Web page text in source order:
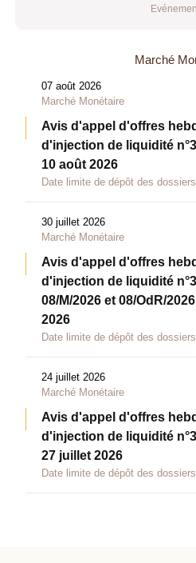
Marché
07 août 2026
Marché Monétaire
Avis d'appel d'offres
d'injection de liquidité
10 août 2026
Date limite de dépôt des
30 juillet 2026
Marché Monétaire
Avis d'appel d'offres
d'injection de liquidité
08/M/2026 et 08/OdR/
2026
Date limite de dépôt des
24 juillet 2026
Marché Monétaire
Avis d'appel d'offres
d'injection de liquidité
27 juillet 2026
Date limite de dépôt des